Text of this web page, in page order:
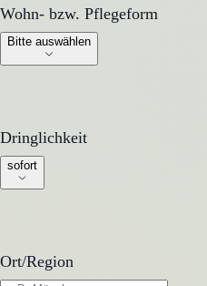
Wohn- bzw. Pflegeform
Wohn- bzw. Pflegeform
Bitte auswählen
Dringlichkeit
Dringlichkeit
sofort
Ort/Region